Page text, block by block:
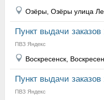
Озёры, Озёры улица
Пункт выдачи
ПВЗ Яндекс
Воскресенск,
Пункт выдачи
ПВЗ Яндекс